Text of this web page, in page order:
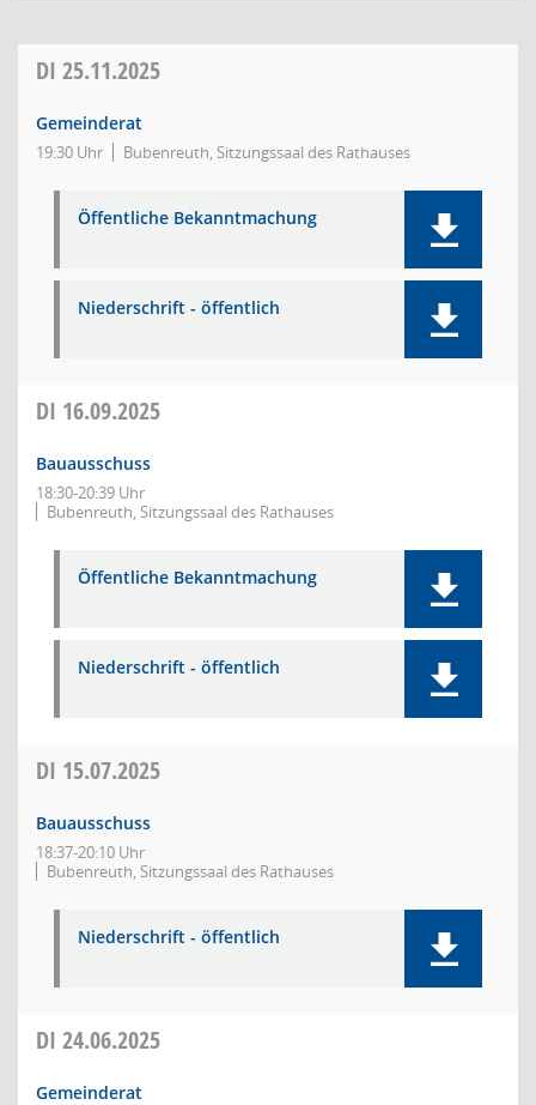
DI 25.11.2025
Gemeinderat
19:30 Uhr Bubenreuth, Sitzungssaal des Rathauses
Öffentliche Bekanntmachung
Niederschrift - öffentlich
DI 16.09.2025
Bauausschuss
18:30-20:39 Uhr
Bubenreuth, Sitzungssaal des Rathauses
Öffentliche Bekanntmachung
Niederschrift - öffentlich
DI 15.07.2025
Bauausschuss
18:37-20:10 Uhr
Bubenreuth, Sitzungssaal des Rathauses
Niederschrift - öffentlich
DI 24.06.2025
Gemeinderat